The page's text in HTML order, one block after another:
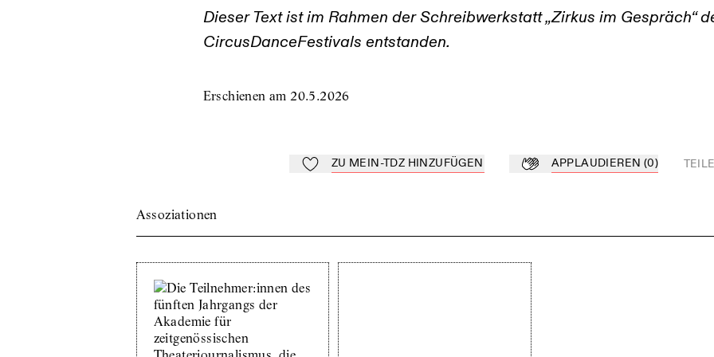
Dieser Text ist im Rahmen der Schreibwerkstatt „Zirkus im Gespräch“
CircusDanceFestivals entstanden.
Erschienen am 20.5.2026
Zu Mein-TdZ hinzufügen
ZU MEIN-TDZ HINZUFÜGEN
Applaudieren
APPLAUDIEREN (0)
Assoziationen